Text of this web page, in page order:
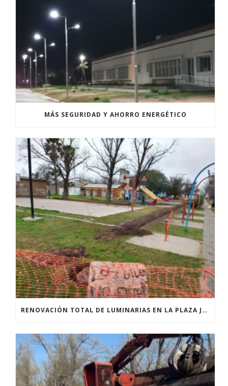
MÁS SEGURIDAD Y AHORRO ENERGÉTICO
RENOVACIÓN TOTAL DE LUMINARIAS EN LA PLAZA JOSÉ PEDRONI DE SAN SEBASTIÁN.